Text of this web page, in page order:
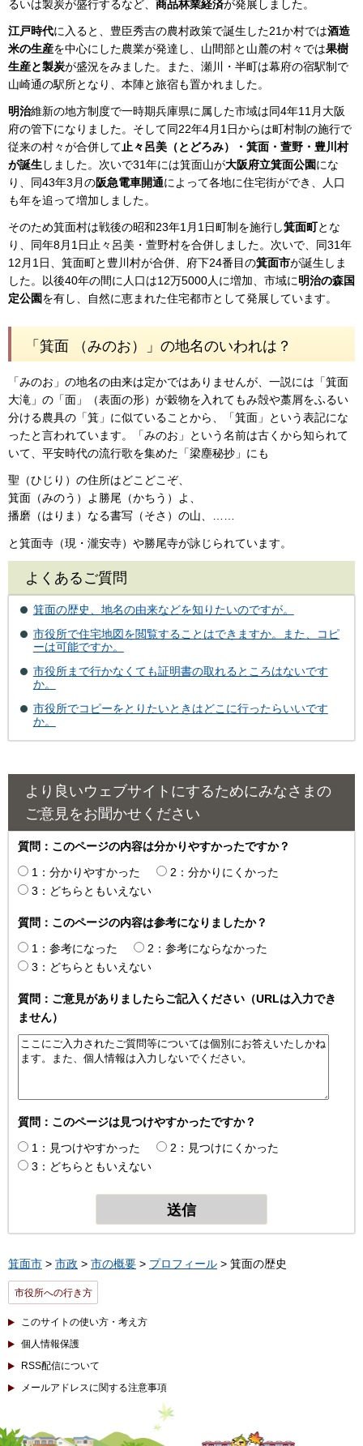
るいは製炭が盛行するなど、 商品林業経済が発展しました。
江戸時代に入ると、豊臣秀吉の農村政策で誕生した21か村では酒造
米の生産を中心にした農業が発達し、山間部と山麓の村々では果樹
生産と製炭が盛況をみました。また、瀬川・半町は幕府の宿駅制で
山崎通の駅所となり、本陣と旅宿も置かれました。
明治維新の地方制度で一時期兵庫県に属した市域は同4年11月大阪
府の管下になりました。そして同22年4月1日からは町村制の施行で
従来の村々が合併して止々呂美（とどろみ）・箕面・萱野・豊川村
が誕生しました。次いで31年には箕面山が大阪府立箕面公園にな
り、同43年3月の阪急電車開通によって各地に住宅街ができ、人口
も年を追って増加しました。
そのため箕面村は戦後の昭和23年1月1日町制を施行し箕面町とな
り、同年8月1日止々呂美・萱野村を合併しました。次いで、同31年
12月1日、箕面町と豊川村が合併、府下24番目の箕面市が誕生しま
した。以後40年の間に人口は12万5000人に増加、市域に明治の森国
定公園を有し、自然に恵まれた住宅都市として発展しています。
「箕面 （みのお）」の地名のいわれは？
「みのお」の地名の由来は定かではありませんが、一説には「箕面
大滝」の「面」（表面の形）が穀物を入れてもみ殻や藁屑をふるい
分ける農具の「箕」に似ていることから、「箕面」という表記にな
ったと言われています。「みのお」という名前は古くから知られて
いて、平安時代の流行歌を集めた「梁塵秘抄」にも
聖（ひじり）の住所はどこどこぞ、
箕面（みのう）よ勝尾（かちう）よ、
播磨（はりま）なる書写（そさ）の山、……
と箕面寺（現・瀧安寺）や勝尾寺が詠じられています。
よくあるご質問
箕面の歴史、地名の由来などを知りたいのですが。
市役所で住宅地図を閲覧することはできますか。また、コピ
ーは可能ですか。
市役所まで行かなくても証明書の取れるところはないです
か。
市役所でコピーをとりたいときはどこに行ったらいいです
か。
より良いウェブサイトにするためにみなさまの
ご意見をお聞かせください
質問：このページの内容は分かりやすかったですか？
1：分かりやすかった
2：分かりにくかった
3：どちらともいえない
質問：このページの内容は参考になりましたか？
1：参考になった
2：参考にならなかった
3：どちらともいえない
質問：ご意見がありましたらご記入ください（URLは入力でき
ません）
質問：このページは見つけやすかったですか？
1：見つけやすかった
2：見つけにくかった
3：どちらともいえない
箕面市 > 市政 > 市の概要 > プロフィール > 箕面の歴史
市役所への行き方
このサイトの使い方・考え方
個人情報保護
RSS配信について
メールアドレスに関する注意事項